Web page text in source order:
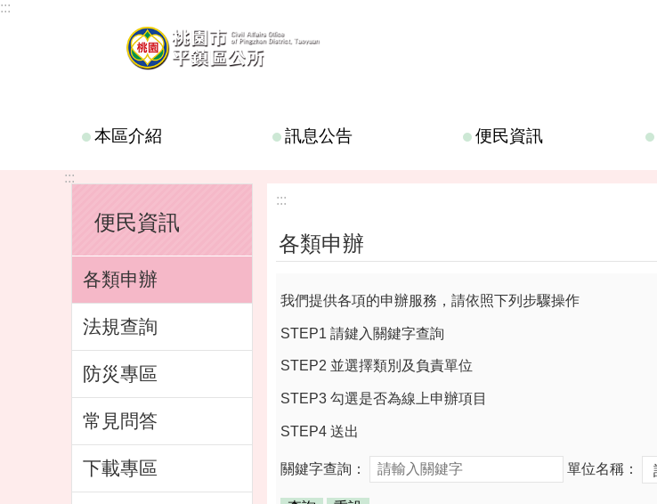
跳到主要內容區塊
:::
本區介紹 訊息公告 便民資訊
:::
便民資訊
各類申辦
法規查詢
防災專區
常見問答
下載專區
:::
各類申辦
我們提供各項的申辦服務，請依照下列步驟操作
STEP1 請鍵入關鍵字查詢
STEP2 並選擇類別及負責單位
STEP3 勾選是否為線上申辦項目
STEP4 送出
關鍵字查詢： 單位名稱：